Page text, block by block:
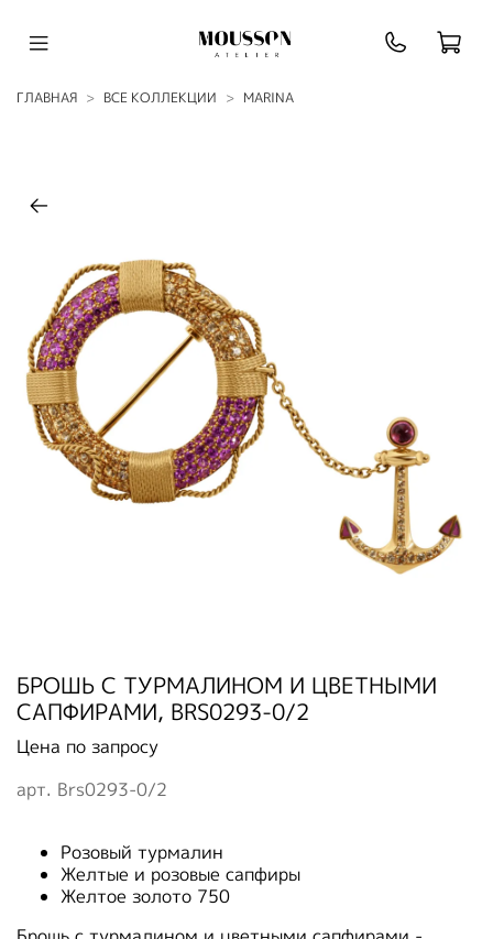
ГЛАВНАЯ ВСЕ КОЛЛЕКЦИИ MARINA
арт. Brs0293-0/2
БРОШЬ С ТУРМАЛИНОМ И ЦВЕТНЫМИ
САПФИРАМИ, BRS0293-0/2
Цена по запросу
Розовый турмалин
Желтые и розовые сапфиры
Желтое золото 750